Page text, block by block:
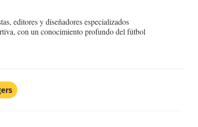
editores y diseñadores especializados
con un conocimiento profundo del fútbol